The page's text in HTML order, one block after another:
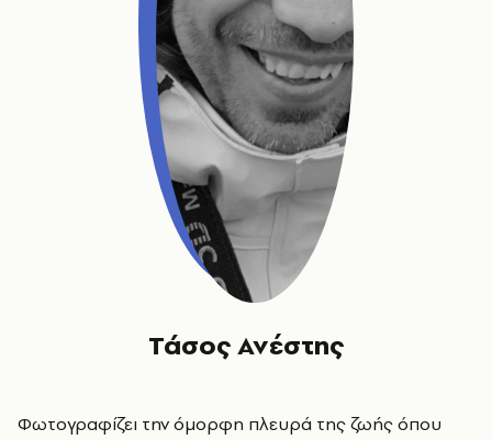
Τάσος Ανέστης
Φωτογραφίζει την όμορφη πλευρά της ζωής όπου